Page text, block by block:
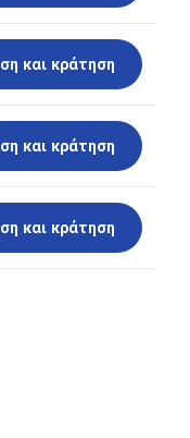
και κράτηση
και κράτηση
και κράτηση